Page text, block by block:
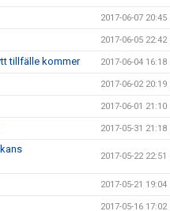
2017-06-07 20:45
2017-06-05 22:42
tillfälle kommer 2017-06-04 16:18
2017-06-02 20:19
2017-06-01 21:10
2017-05-31 21:18
2017-05-22 22:51
2017-05-21 19:04
2017-05-16 17:02